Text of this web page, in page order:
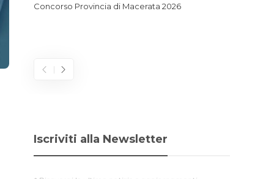
Concorso Provincia di Macerata 2026
Iscriviti alla Newsletter